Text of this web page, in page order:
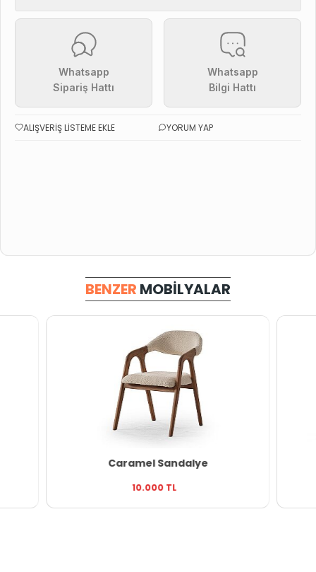
Whatsapp
Sipariş Hattı
Whatsapp
Bilgi Hattı
ALIŞVERIŞ LISTEME EKLE YORUM YAP
BENZER MOBILYALAR
Caramel Sandalye
10.000 TL